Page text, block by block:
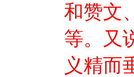
和赞文
等。又
义精而